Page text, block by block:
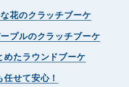
花のクラッチブーケ
プルのクラッチブーケ
たラウンドブーケ
せて安心！